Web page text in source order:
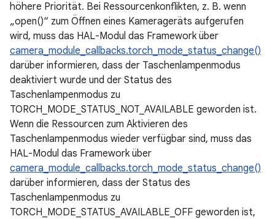
höhere Priorität. Bei Ressourcenkonflikten, z. B. wenn
„open()“ zum Öffnen eines Kamerageräts aufgerufen
wird, muss das HAL-Modul das Framework über
camera_module_callbacks.torch_mode_status_change()
darüber informieren, dass der Taschenlampenmodus
deaktiviert wurde und der Status des
Taschenlampenmodus zu
TORCH_MODE_STATUS_NOT_AVAILABLE geworden ist.
Wenn die Ressourcen zum Aktivieren des
Taschenlampenmodus wieder verfügbar sind, muss das
HAL-Modul das Framework über
camera_module_callbacks.torch_mode_status_change()
darüber informieren, dass der Status des
Taschenlampenmodus zu
TORCH_MODE_STATUS_AVAILABLE_OFF geworden ist,